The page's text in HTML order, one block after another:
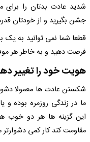
شدید عادت بدتان را برای
جشن بگیرید و از خودتان
قطعا شما نمی توانید به یک
فرصت دهید و به خاطر هر
هویت خود را تغییر
شکستن عادت ها معمولا
ما در زندگی روزمره بوده
این گزینه ها هر دو خوب
مقاومت کند کار کمی